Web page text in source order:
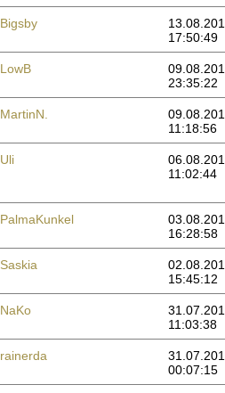
Bigsby
17:50:49
LowB
23:35:22
MartinN.
11:18:56
Uli
11:02:44
PalmaKunkel
16:28:58
Saskia
15:45:12
NaKo
11:03:38
rainerda
00:07:15